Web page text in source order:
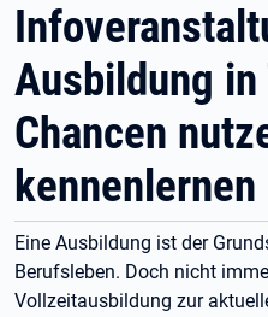
Ausbildung
Chancen
kennenlernen
Eine Ausbildung ist der
Berufsleben. Doch nicht
Vollzeitausbildung zur